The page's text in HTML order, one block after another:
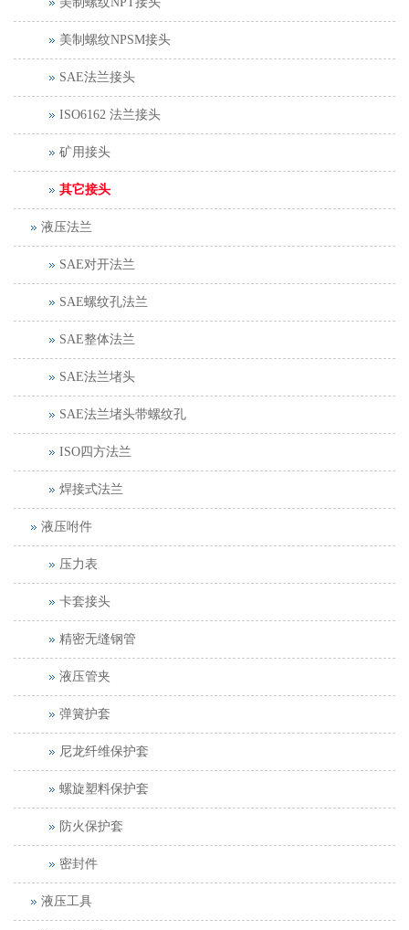
美制螺纹NPSM接头
SAE法兰接头
ISO6162 法兰接头
矿用接头
其它接头
液压法兰
SAE对开法兰
SAE螺纹孔法兰
SAE整体法兰
SAE法兰堵头
SAE法兰堵头带螺纹孔
ISO四方法兰
焊接式法兰
液压咐件
压力表
卡套接头
精密无缝钢管
液压管夹
弹簧护套
尼龙纤维保护套
螺旋塑料保护套
防火保护套
密封件
液压工具